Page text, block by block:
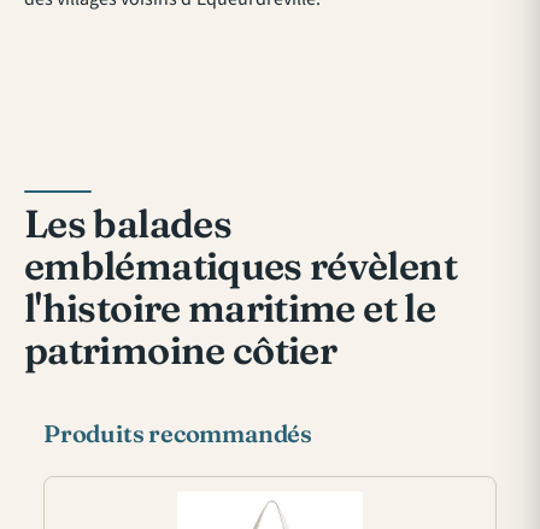
Les balades
emblématiques révèlent
l'histoire maritime et le
patrimoine côtier
Produits recommandés